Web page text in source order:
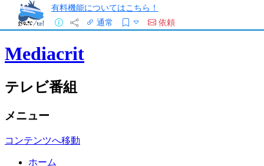
有料機能についてはこちら！
通常
依頼